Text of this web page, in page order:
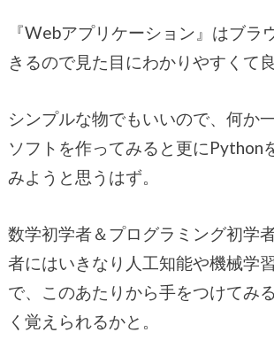
『Webアプリケーション』はブラ
きるので見た目にわかりやすくて良
シンプルな物でもいいので、何か
ソフトを作ってみると更にPython
みようと思うはず。
数学初学者＆プログラミング初学
者にはいきなり人工知能や機械学
で、このあたりから手をつけてみ
く覚えられるかと。